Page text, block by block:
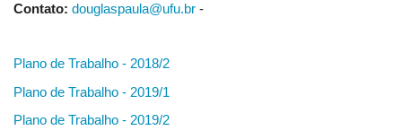
Contato: douglaspaula@ufu.br -
Plano de Trabalho - 2018/2
Plano de Trabalho - 2019/1
Plano de Trabalho - 2019/2